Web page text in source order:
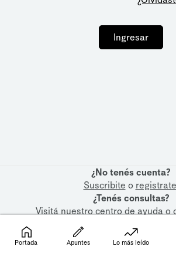
Ingresar
¿No tenés cuenta?
Suscribite o registrate
¿Tenés consultas?
Visitá nuestrocentro de ayudao
Portada Apuntes Lo más leído